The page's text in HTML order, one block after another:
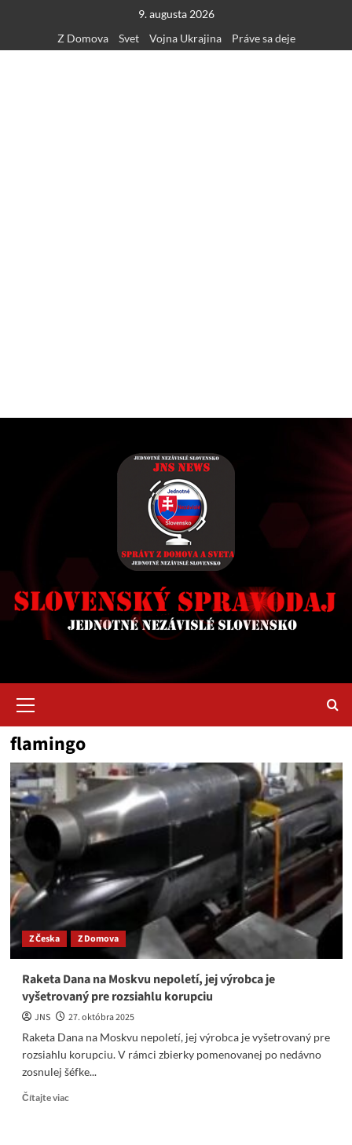
content
9. augusta 2026
Z Domova
Svet Vojna Ukrajina Práve sa deje
Menu
flamingo
Z Česka Z Domova
Raketa Dana na Moskvu nepoletí, jej výrobca je
vyšetrovaný pre rozsiahlu korupciu
JNS
27. októbra 2025
Raketa Dana na Moskvu nepoletí, jej výrobca je vyšetrovaný pre
rozsiahlu korupciu. V rámci zbierky pomenovanej po nedávno
zosnulej šéfke...
Čítajte viacRead